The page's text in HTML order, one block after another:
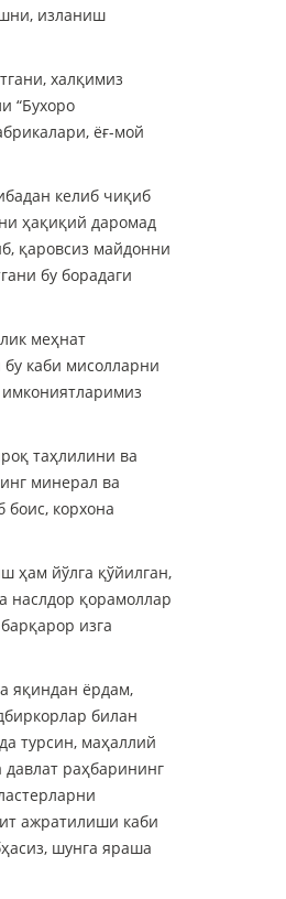
изланиш
халқимиз
“Бухоро
ёғ-мой
келиб чиқиб
ҳақиқий даромад
қаровсиз майдонни
бу борадаги
меҳнат
каби мисолларни
таҳлилини ва
минерал ва
корхона
ҳам йўлга қўйилган,
наслдор қорамоллар
изга
яқиндан ёрдам,
билан
турсин, маҳаллий
раҳбарининг
ажратилиши каби
шунга яраша